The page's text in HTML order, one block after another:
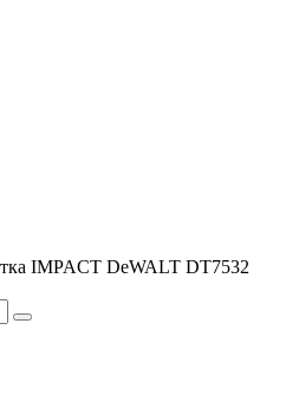
IMPACT DeWALT DT7532